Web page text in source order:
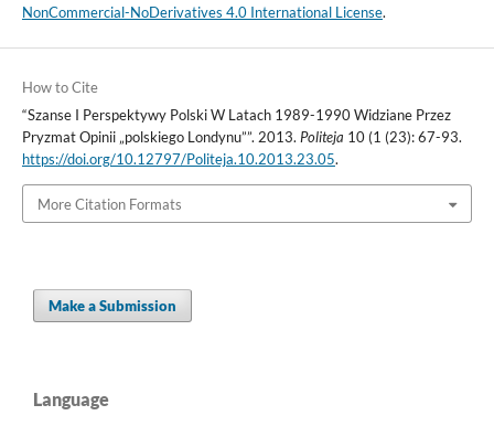
NonCommercial-NoDerivatives 4.0 International License.
How to Cite
“Szanse I Perspektywy Polski W Latach 1989-1990 Widziane Przez
Pryzmat Opinii „polskiego Londynu””. 2013. Politeja 10 (1 (23): 67-93.
https://doi.org/10.12797/Politeja.10.2013.23.05.
More Citation Formats
Make a Submission
Language